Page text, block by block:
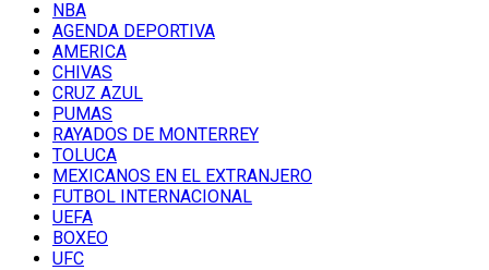
NBA
AGENDA DEPORTIVA
AMERICA
CHIVAS
CRUZ AZUL
PUMAS
RAYADOS DE MONTERREY
TOLUCA
MEXICANOS EN EL EXTRANJERO
FUTBOL INTERNACIONAL
UEFA
BOXEO
UFC